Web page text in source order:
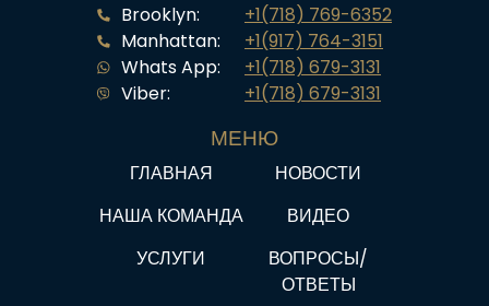
Brooklyn:
Manhattan:
Whats App:
Viber:
+1(718) 769-6352
+1(917) 764-3151
+1(718) 679-3131
+1(718) 679-3131
МЕНЮ
ГЛАВНАЯ
НОВОСТИ
НАША КОМАНДА
ВИДЕО
УСЛУГИ
ВОПРОСЫ/
ОТВЕТЫ